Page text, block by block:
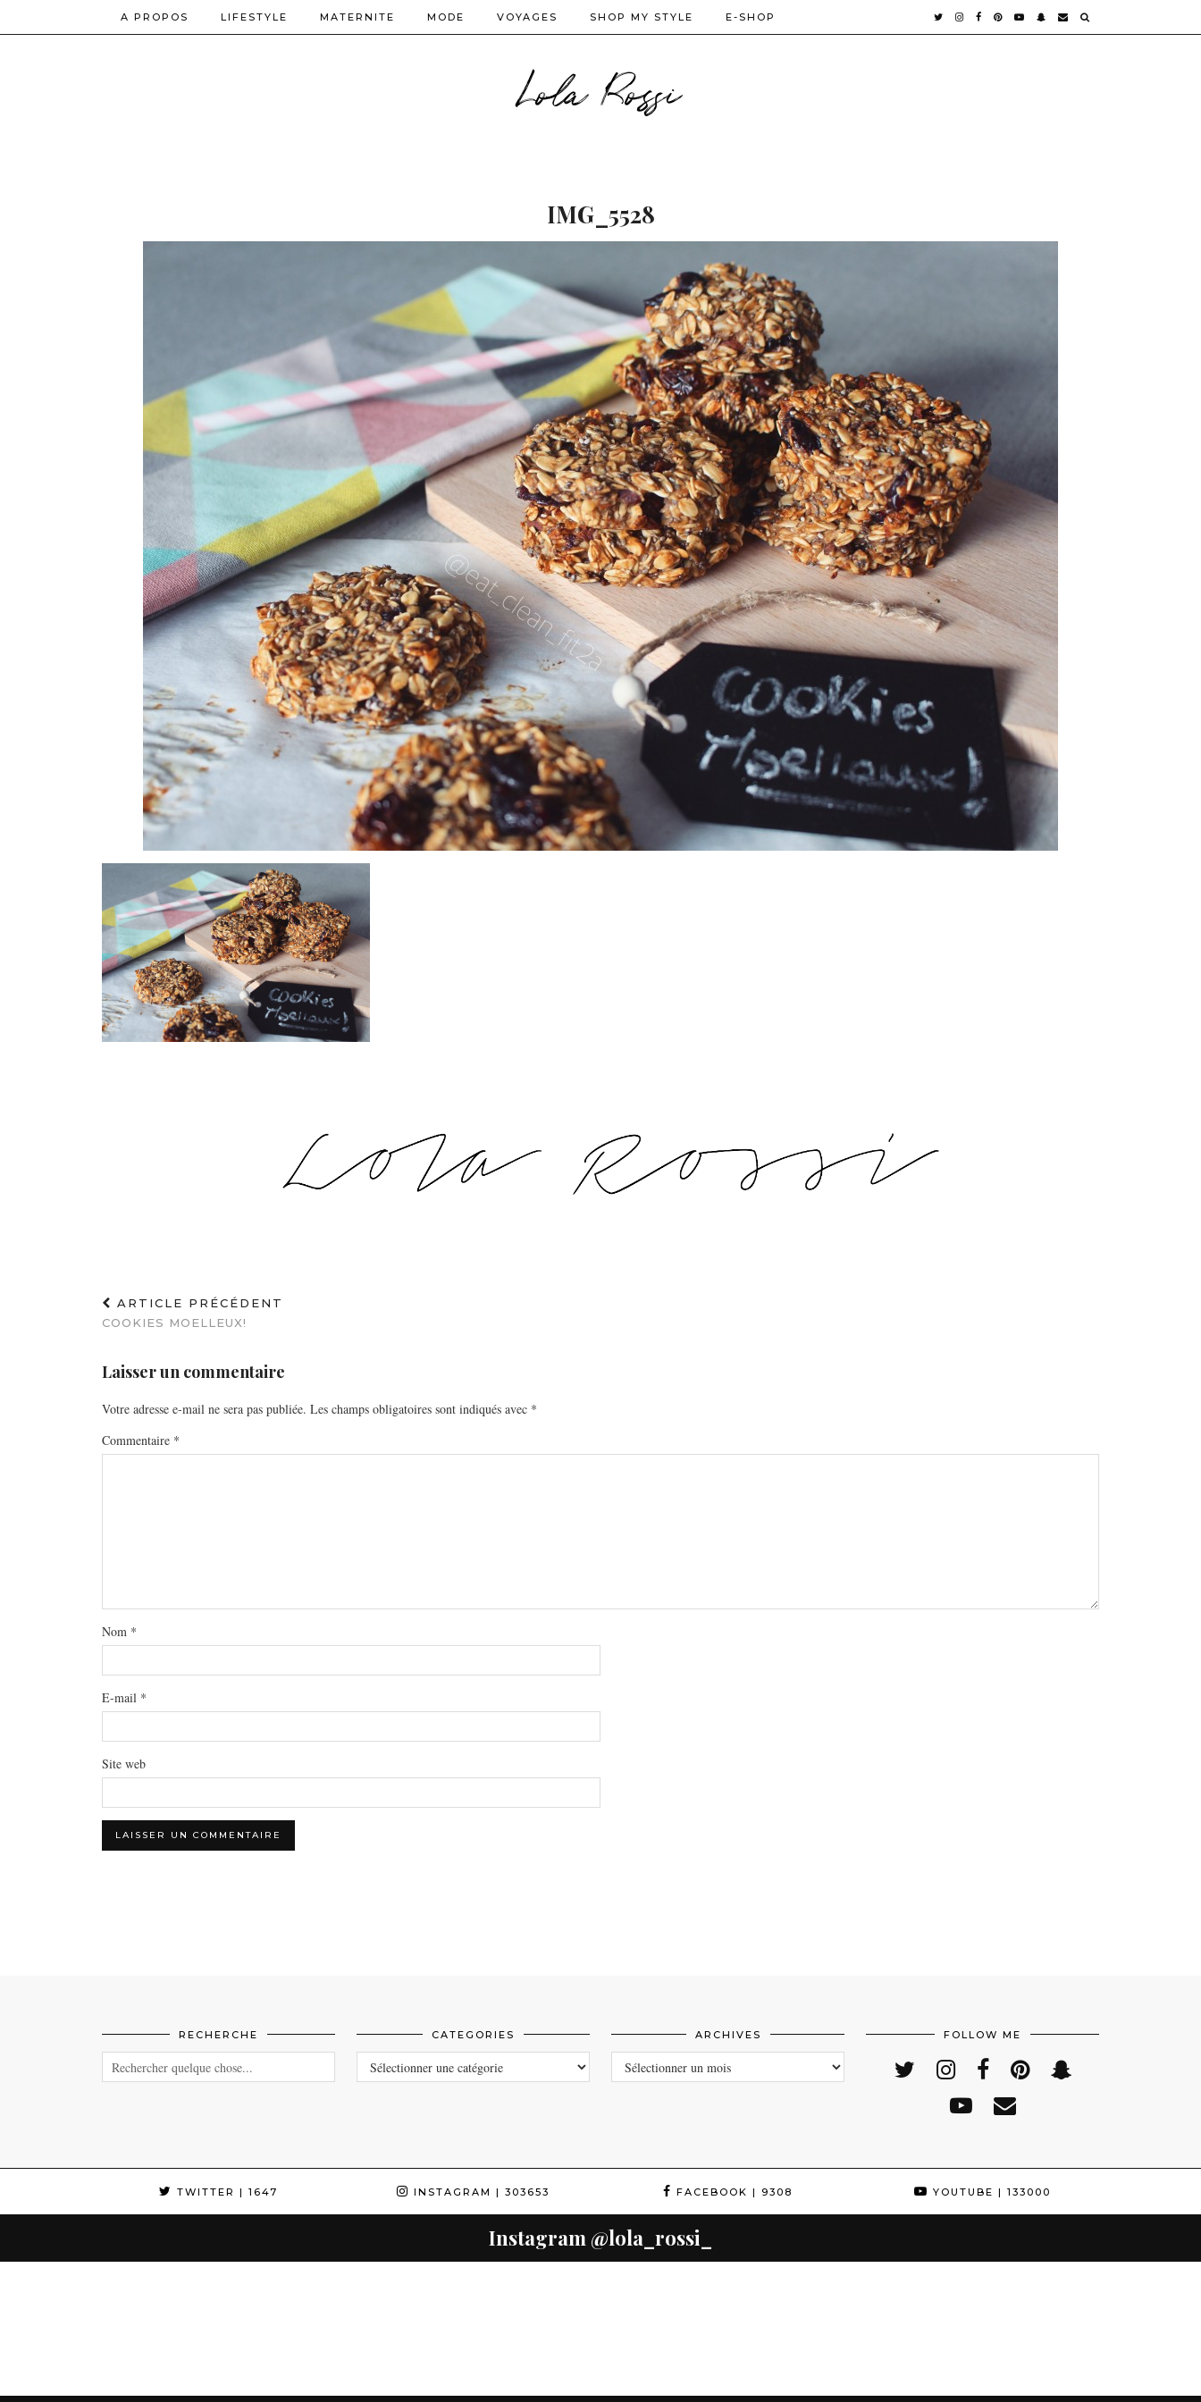
Lola Rossi
A PROPOS LIFESTYLE MATERNITE MODE VOYAGES SHOP MY STYLE E-SHOP
IMG_5528
ARTICLE PRÉCÉDENT
COOKIES MOELLEUX!
Laisser un commentaire
Votre adresse e-mail ne sera pas publiée. Les champs obligatoires sont indiqués avec *
Commentaire *
Nom *
E-mail *
Site web
RECHERCHE CATEGORIES
CATEGORIES
ARCHIVES
ARCHIVES
FOLLOW ME
TWITTER | 1647 INSTAGRAM | 303653 FACEBOOK | 9308 YOUTUBE | 133000
Instagram @lola_rossi_